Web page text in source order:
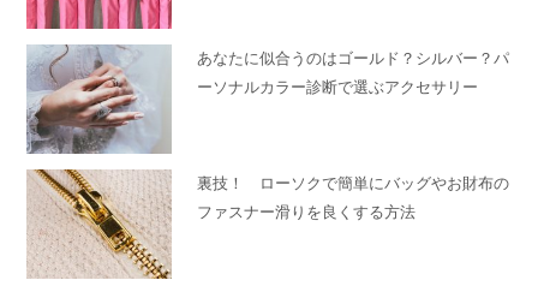
あなたに似合うのはゴールド？シルバー？パ
ーソナルカラー診断で選ぶアクセサリー
裏技！ ローソクで簡単にバッグやお財布の
ファスナー滑りを良くする方法